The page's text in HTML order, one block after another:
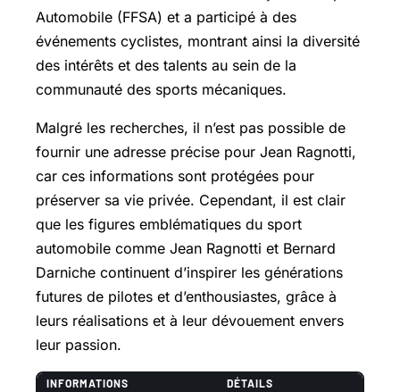
Automobile (FFSA) et a participé à des
événements cyclistes, montrant ainsi la diversité
des intérêts et des talents au sein de la
communauté des sports mécaniques.
Malgré les recherches, il n’est pas possible de
fournir une adresse précise pour Jean Ragnotti,
car ces informations sont protégées pour
préserver sa vie privée. Cependant, il est clair
que les figures emblématiques du sport
automobile comme Jean Ragnotti et Bernard
Darniche continuent d’inspirer les générations
futures de pilotes et d’enthousiastes, grâce à
leurs réalisations et à leur dévouement envers
leur passion.
INFORMATIONS DÉTAILS